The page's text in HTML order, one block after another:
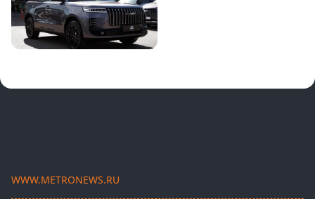
WWW.METRONEWS.RU